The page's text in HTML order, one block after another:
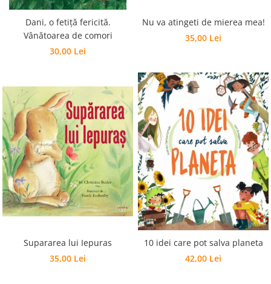
Dani, o fetiță fericită.
Vânătoarea de comori
30,00 Lei
Nu va atingeti de mierea mea!
35,00 Lei
Supararea lui Iepuras
35,00 Lei
10 idei care pot salva planeta
42,00 Lei